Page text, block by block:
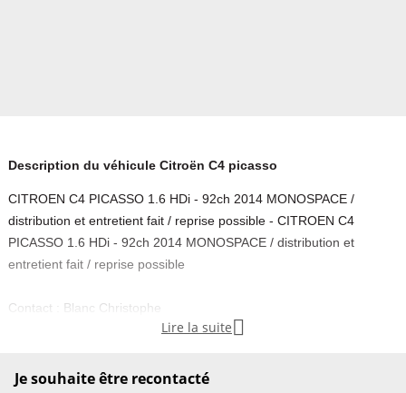
Description du véhicule Citroën C4 picasso
CITROEN C4 PICASSO 1.6 HDi - 92ch 2014 MONOSPACE /
distribution et entretient fait / reprise possible - CITROEN C4
PICASSO 1.6 HDi - 92ch 2014 MONOSPACE / distribution et
entretient fait / reprise possible
Contact : Blanc Christophe
Lire la suite 
Je souhaite être recontacté